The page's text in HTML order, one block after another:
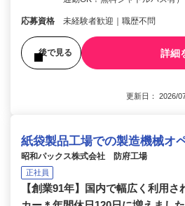
応募資格 未経験者歓迎｜職歴不問
後で見る 詳細
更新日： 2026/
紙袋製品工場での製造機械オ
昭和パックス株式会社 防府工場
正社員
【創業91年】国内で幅広く利用